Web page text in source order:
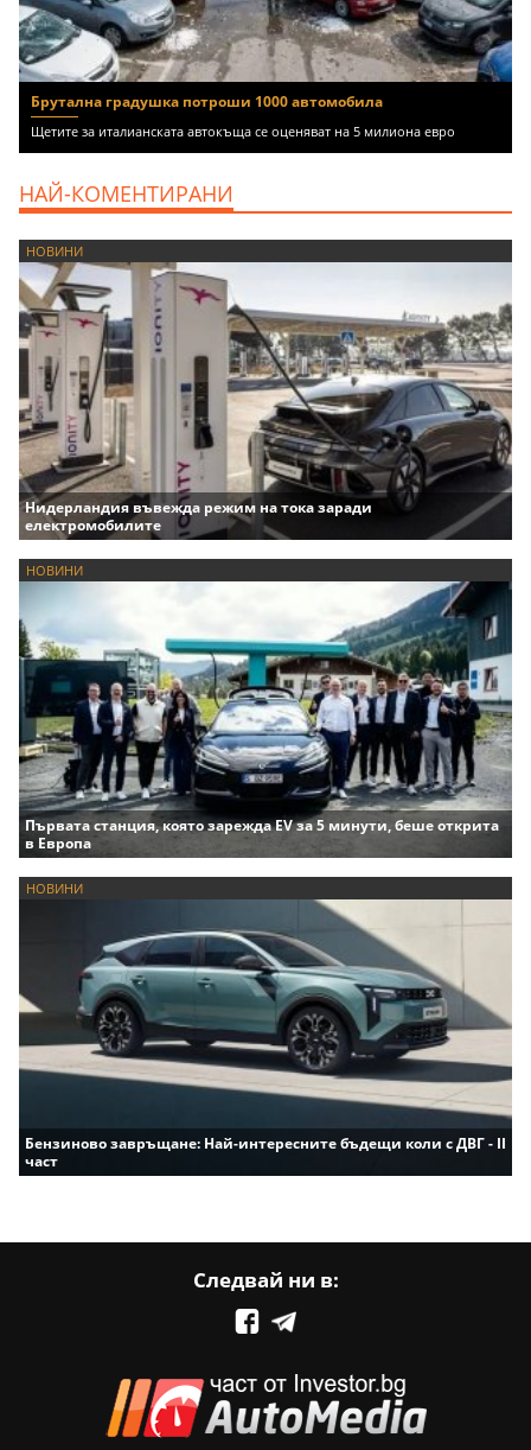
Брутална градушка потроши 1000 автомобила
Щетите за италианската автокъща се оценяват на 5 милиона евро
НАЙ-КОМЕНТИРАНИ
НОВИНИ
Нидерландия въвежда режим на тока заради
електромобилите
НОВИНИ
Първата станция, която зарежда EV за 5 минути, беше открита
в Европа
НОВИНИ
Бензиново завръщане: Най-интересните бъдещи коли с ДВГ - II
част
Следвай ни в: